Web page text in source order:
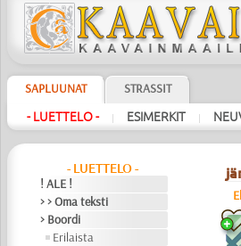
SAPLUUNAT STRASSIT
- LUETTELO - | ESIMERKIT |
- LUETTELO -
! ALE !
> > Oma teksti
> Boordi
Erilaista